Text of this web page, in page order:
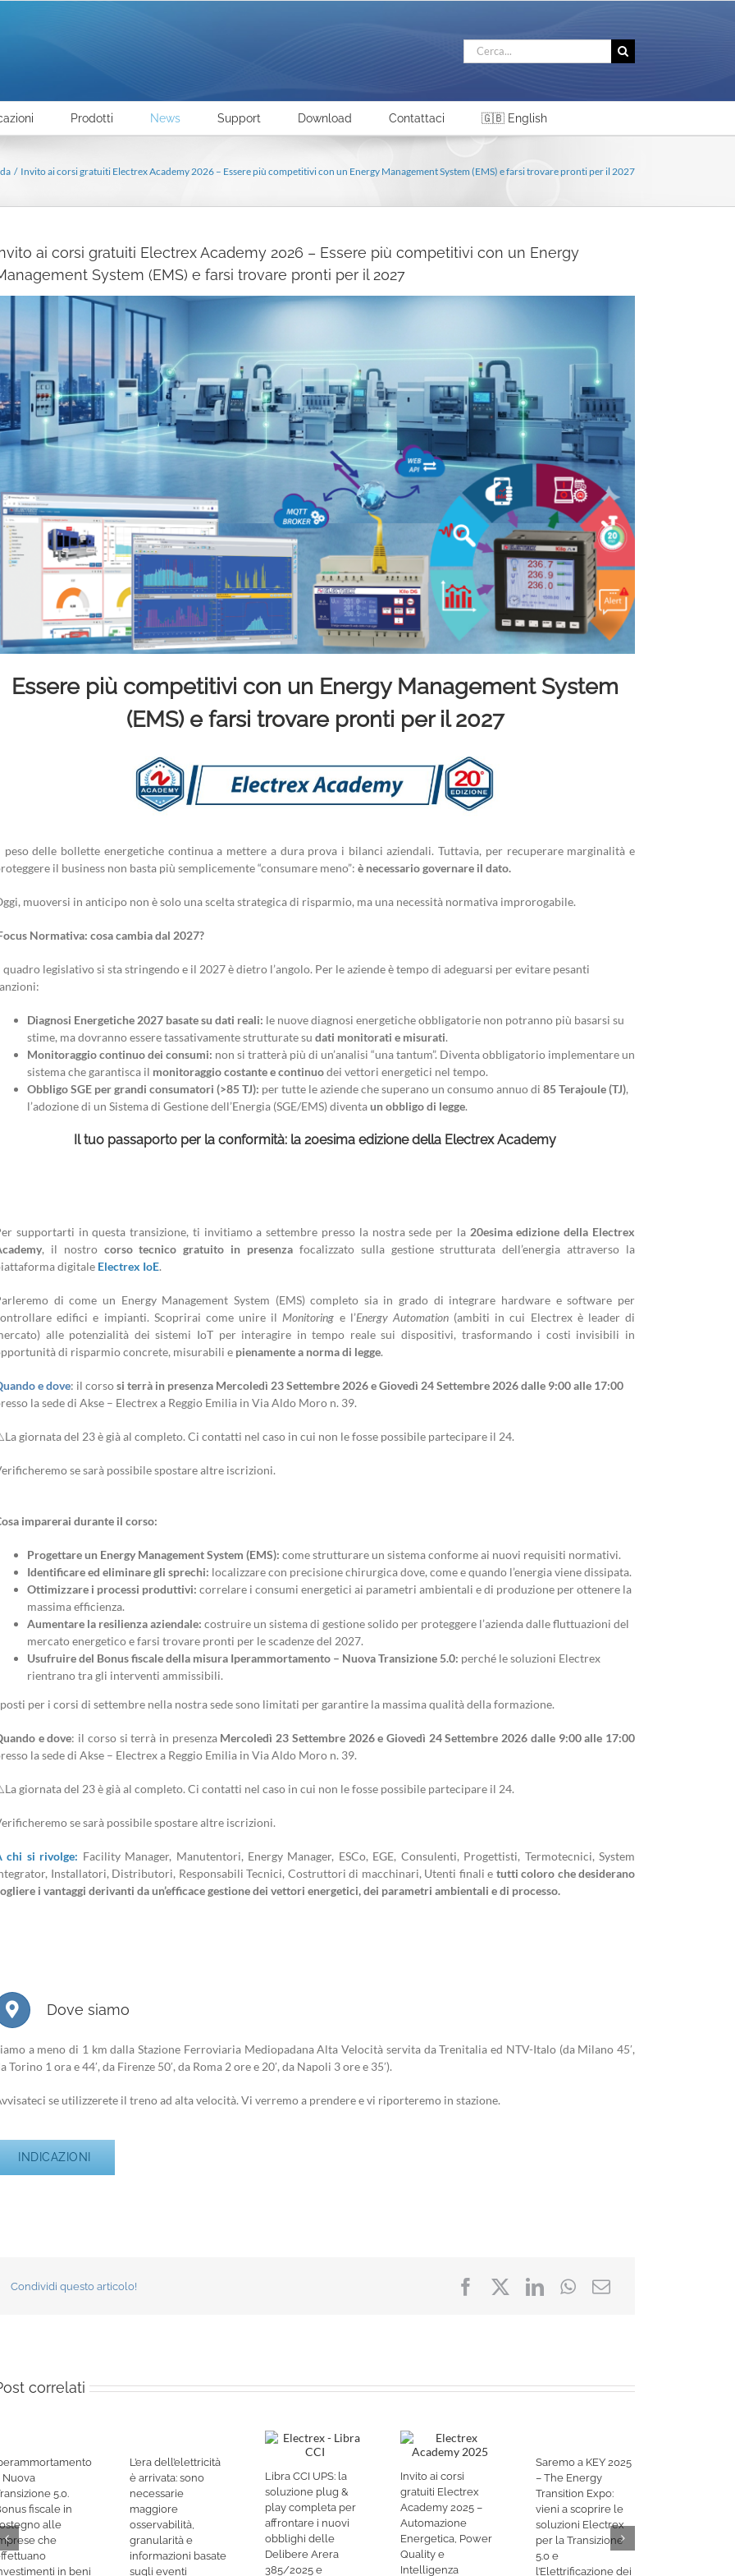
Cerca
per:
Prodotti News Support Download Contattaci 🇬🇧 English
Invito ai corsi gratuiti Electrex Academy 2026 – Essere più competitivi con un Energy Management System (EMS) e farsi trovare pronti per il 2027
ai corsi gratuiti Electrex Academy 2026 – Essere più competitivi con un Energy
System (EMS) e farsi trovare pronti per il 2027
Essere più competitivi con un Energy Management System
(EMS) e farsi trovare pronti per il 2027
peso delle bollette energetiche continua a mettere a dura prova i bilanci aziendali. Tuttavia, per recuperare marginalità e
il business non basta più semplicemente “consumare meno”: è necessario governare il dato.
muoversi in anticipo non è solo una scelta strategica di risparmio, ma una necessità normativa improrogabile.
Normativa: cosa cambia dal 2027?
quadro legislativo si sta stringendo e il 2027 è dietro l’angolo. Per le aziende è tempo di adeguarsi per evitare pesanti
Diagnosi Energetiche 2027 basate su dati reali: le nuove diagnosi energetiche obbligatorie non potranno più basarsi su
stime, ma dovranno essere tassativamente strutturate su dati monitorati e misurati.
Monitoraggio continuo dei consumi: non si tratterà più di un’analisi “una tantum”. Diventa obbligatorio implementare un
sistema che garantisca il monitoraggio costante e continuodei vettori energetici nel tempo.
Obbligo SGE per grandi consumatori (>85 TJ): per tutte le aziende che superano un consumo annuo di 85 Terajoule (TJ),
l’adozione di un Sistema di Gestione dell’Energia (SGE/EMS) diventaun obbligo di legge.
Il tuo passaporto per la conformità: la 20esima edizione della Electrex Academy
supportarti in questa transizione, ti invitiamo a settembre presso la nostra sede per la 20esima edizione della Electrex
, il nostro corso tecnico gratuito in presenza focalizzato sulla gestione strutturata dell’energia attraverso la
digitale Electrex IoE.
di come un Energy Management System (EMS) completo sia in grado di integrare hardware e software per
edifici e impianti. Scoprirai come unire il Monitoring e l’Energy Automation(ambiti in cui Electrex è leader di
alle potenzialità dei sistemi IoT per interagire in tempo reale sui dispositivi, trasformando i costi invisibili in
di risparmio concrete, misurabili e pienamente a norma di legge.
e dove: il corsosi terrà in presenza Mercoledì 23 Settembre 2026 e Giovedì 24 Settembre 2026 dalle 9:00 alle 17:00
la sede di Akse – Electrex a Reggio Emilia in Via Aldo Moro n. 39.
giornata del 23 è già al completo. Ci contatti nel caso in cui non le fosse possibile partecipare il 24.
se sarà possibile spostare altre iscrizioni.
imparerai durante il corso:
Progettare un Energy Management System (EMS): come strutturare un sistema conforme ai nuovi requisiti normativi.
Identificare ed eliminare gli sprechi: localizzare con precisione chirurgica dove, come e quando l’energia viene dissipata.
Ottimizzare i processi produttivi: correlare i consumi energetici ai parametri ambientali e di produzione per ottenere la
massima efficienza.
Aumentare la resilienza aziendale: costruire un sistema di gestione solido per proteggere l’azienda dalle fluttuazioni del
mercato energetico e farsi trovare pronti per le scadenze del 2027.
Usufruire del Bonus fiscale della misura Iperammortamento – Nuova Transizione 5.0: perché le soluzioni Electrex
rientrano tra gli interventi ammissibili.
per i corsi di settembre nella nostra sede sono limitati per garantire la massima qualità della formazione.
e dove: il corso si terrà in presenza Mercoledì 23 Settembre 2026 e Giovedì 24 Settembre 2026 dalle 9:00 alle 17:00
la sede di Akse – Electrex a Reggio Emilia in Via Aldo Moro n. 39.
giornata del 23 è già al completo. Ci contatti nel caso in cui non le fosse possibile partecipare il 24.
se sarà possibile spostare altre iscrizioni.
chi si rivolge: Facility Manager, Manutentori, Energy Manager, ESCo, EGE, Consulenti, Progettisti, Termotecnici, System
Installatori, Distributori, Responsabili Tecnici, Costruttori di macchinari, Utenti finali e tutti coloro che desiderano
i vantaggi derivanti da un’efficace gestione dei vettori energetici, dei parametri ambientali e di processo.
Dove siamo
a meno di 1 km dalla Stazione Ferroviaria Mediopadana Alta Velocità servita da Trenitalia ed NTV-Italo (da Milano 45′,
Torino 1 ora e 44′, da Firenze 50′, da Roma 2 ore e 20′, da Napoli 3 ore e 35′).
se utilizzerete il treno ad alta velocità. Vi verremo a prendere e vi riporteremo in stazione.
INDICAZIONI
Condividi questo articolo!
correlati
Nuova
5.0.
fiscale in
alle
che
in beni
L’era dell’elettricità
è arrivata: sono
necessarie
maggiore
osservabilità,
granularità e
informazioni basate
sugli eventi
Libra CCI UPS: la
soluzione plug &
play completa per
affrontare i nuovi
obblighi delle
Delibere Arera
385/2025 e
Invito ai corsi
gratuiti Electrex
Academy 2025 –
Automazione
Energetica, Power
Quality e
Intelligenza
Saremo a KEY 2025
– The Energy
Transition Expo:
vieni a scoprire le
soluzioni Electrex
per la Transizione
5.0 e
l’Elettrificazione dei